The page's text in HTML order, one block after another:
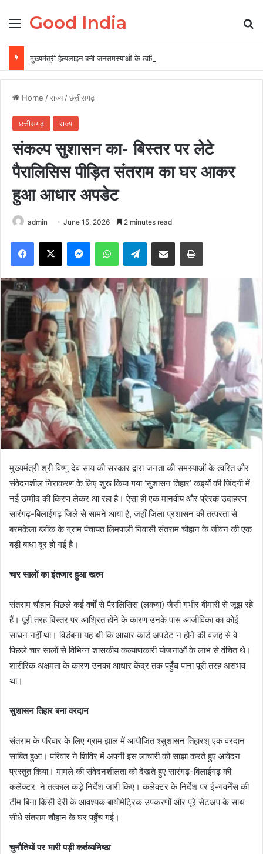
Menu
Good India
मुख्यमंत्री हेल्पलाइन बनी जनसमस्याओं के त्वरित समाधान की प्रभावी व्यवस्था
Home /राज्य /छत्तीसगढ़
छत्तीसगढ़ राज्य
संकल्प सुशासन का- बिस्तर पर लेटे
पैरालिसिस पीड़ित संतराम का घर आकर
हुआ आधार अपडेट
admin June 15, 2026 2 minutes read
Facebook
X MessengerWhatsAppTelegramShare via Email Print
मुख्यमंत्री श्री विष्णु देव साय की सरकार द्वारा जनता की समस्याओं के त्वरित और
संवेदनशील निराकरण के लिए शुरू किया गया ‘सुशासन तिहार’ कइयों की जिंदगी में
नई उम्मीद की किरण लेकर आ रहा है। ऐसा ही एक मानवीय और प्रेरक उदाहरण
सारंगढ़-बिलाईगढ़ जिले से सामने आया है, जहाँ जिला प्रशासन की तत्परता से
बरमकेला ब्लॉक के ग्राम पंचायत लिमपाली निवासी संतराम चौहान के जीवन की एक
बड़ी बाधा दूर हो गई है।
चार सालों का इंतजार हुआ खत्म
​संतराम चौहान पिछले कई वर्षों से पैरालिसिस (लकवा) जैसी गंभीर बीमारी से जूझ रहे
हैं। पूरी तरह बिस्तर पर आश्रित होने के कारण उनके पास आजीविका का कोई
साधन नहीं था। विडंबना यह थी कि आधार कार्ड अपडेट न होने की वजह से वे
पिछले चार सालों से विभिन्न शासकीय कल्याणकारी योजनाओं के लाभ से वंचित थे।
शारीरिक अक्षमता के कारण उनका आधार केंद्र तक पहुँच पाना पूरी तरह असंभव
था।
सुशासन तिहार बना वरदान
​संतराम के परिवार के लिए ग्राम झाल में आयोजित श्सुशासन तिहारश् एक वरदान
साबित हुआ। परिवार ने शिविर में अपनी इस लाचारी को साझा करते हुए आवेदन
प्रस्तुत किया। मामले की संवेदनशीलता को देखते हुए सारंगढ़-बिलाईगढ़ की
कलेक्टर ने तत्काल कड़े निर्देश जारी किए। कलेक्टर के निर्देश पर ई-गवर्नेंस की
टीम बिना किसी देरी के आवश्यक बायोमेट्रिक उपकरणों और पूरे सेटअप के साथ
सीधे संतराम चौहान के घर पहुँच गई।
​चुनौतियों पर भारी पड़ी कर्तव्यनिष्ठा